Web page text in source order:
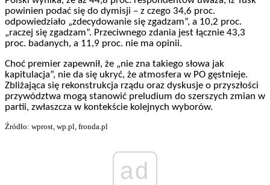
powinien podać się do dymisji – z czego 34,6 proc.
odpowiedziało „zdecydowanie się zgadzam”, a 10,2 proc.
„raczej się zgadzam”. Przeciwnego zdania jest łącznie 43,3
proc. badanych, a 11,9 proc. nie ma opinii.
Choć premier zapewnił, że „nie zna takiego słowa jak
kapitulacja”, nie da się ukryć, że atmosfera w PO gęstnieje.
Zbliżająca się rekonstrukcja rządu oraz dyskusje o przyszłości
przywództwa mogą stanowić preludium do szerszych zmian w
partii, zwłaszcza w kontekście kolejnych wyborów.
Źródło: wprost, wp.pl, fronda.pl
ad